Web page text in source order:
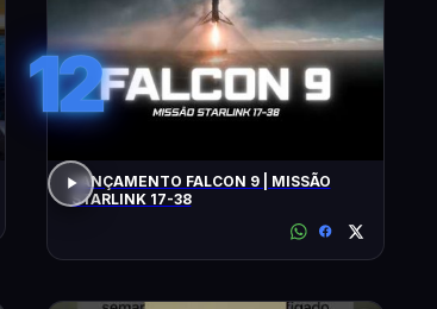
12
LANÇAMENTO FALCON 9 | MISSÃO
STARLINK 17-38